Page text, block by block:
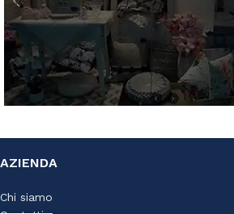
Via S. Francesco D'Assisi, 10
AZIENDA
Chi siamo